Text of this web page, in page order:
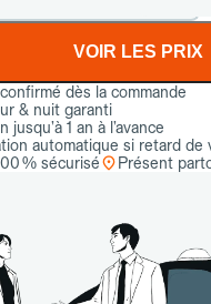
VOIR LES PRIX
dès la commande
& nuit garanti
jusqu’à 1 an à l’avance
automatique si retard de
% sécurisé
Présent